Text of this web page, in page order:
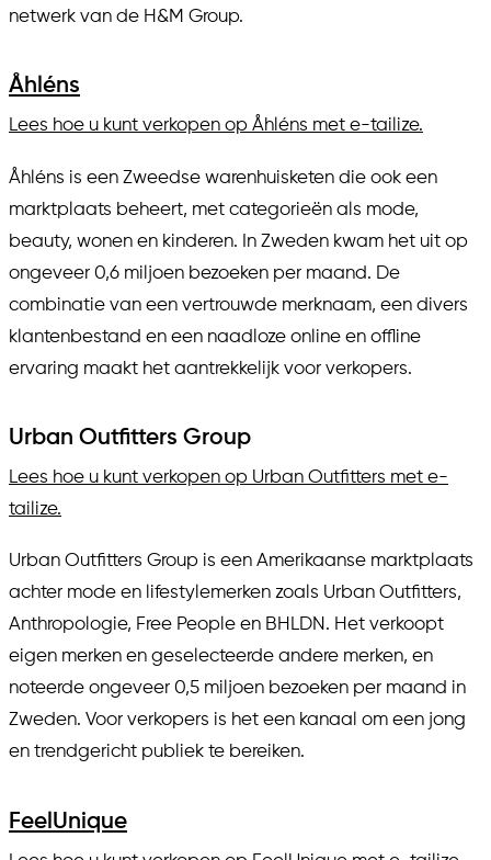
netwerk van de H&M Group.
Åhléns
Lees hoe u kunt verkopen op Åhléns met e-tailize.
Åhléns is een Zweedse warenhuisketen die ook een
marktplaats beheert, met categorieën als mode,
beauty, wonen en kinderen. In Zweden kwam het uit op
ongeveer 0,6 miljoen bezoeken per maand. De
combinatie van een vertrouwde merknaam, een divers
klantenbestand en een naadloze online en offline
ervaring maakt het aantrekkelijk voor verkopers.
Urban Outfitters Group
Lees hoe u kunt verkopen op Urban Outfitters met e-
tailize.
Urban Outfitters Group is een Amerikaanse marktplaats
achter mode en lifestylemerken zoals Urban Outfitters,
Anthropologie, Free People en BHLDN. Het verkoopt
eigen merken en geselecteerde andere merken, en
noteerde ongeveer 0,5 miljoen bezoeken per maand in
Zweden. Voor verkopers is het een kanaal om een jong
en trendgericht publiek te bereiken.
FeelUnique